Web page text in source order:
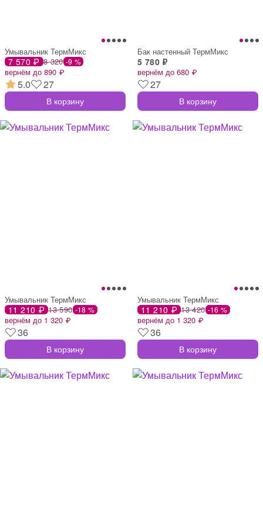
Умывальник ТермМикс
7 570 ₽ 8 320 -9 %
вернём до 890 ₽
5.0 27
В корзину
Бак настенный ТермМикс
5 780 ₽
вернём до 680 ₽
27
В корзину
Умывальник ТермМикс
11 210 ₽ 13 590 -18 %
вернём до 1 320 ₽
36
В корзину
Умывальник ТермМикс
11 210 ₽ 13 420 -16 %
вернём до 1 320 ₽
36
В корзину